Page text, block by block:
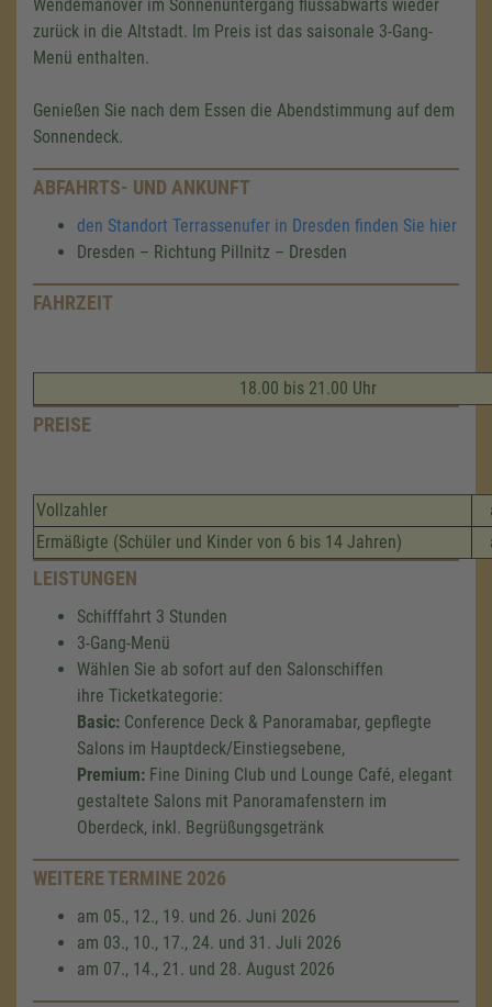
Wendemanöver im Sonnenuntergang flussabwärts wieder
zurück in die Altstadt. Im Preis ist das saisonale 3-Gang-
Menü enthalten.
Genießen Sie nach dem Essen die Abendstimmung auf dem
Sonnendeck.
ABFAHRTS- UND ANKUNFT
den Standort Terrassenufer in Dresden finden Sie hier
Dresden – Richtung Pillnitz – Dresden
FAHRZEIT
18.00 bis 21.00 Uhr
PREISE
Vollzahler
Ermäßigte (Schüler und Kinder von 6 bis 14 Jahren)
LEISTUNGEN
Schifffahrt 3 Stunden
3-Gang-Menü
Wählen Sie ab sofort auf den Salonschiffen
ihre Ticketkategorie:
Basic: Conference Deck & Panoramabar, gepflegte
Salons im Hauptdeck/Einstiegsebene,
Premium: Fine Dining Club und Lounge Café, elegant
gestaltete Salons mit Panoramafenstern im
Oberdeck, inkl. Begrüßungsgetränk
WEITERE TERMINE 2026
am 05., 12., 19. und 26. Juni 2026
am 03., 10., 17., 24. und 31. Juli 2026
am 07., 14., 21. und 28. August 2026